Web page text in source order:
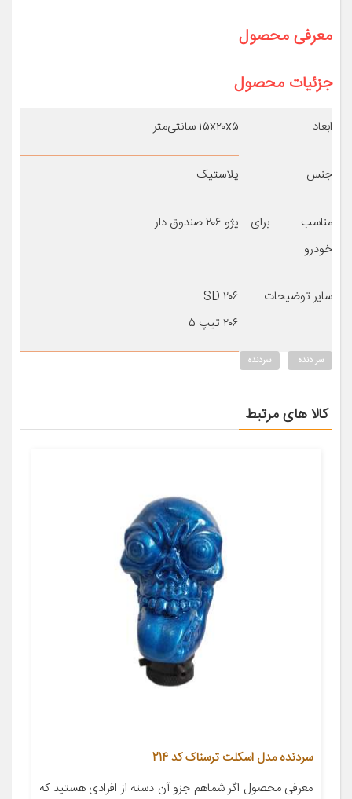
معرفی محصول
جزئیات محصول
ابعاد ۱۵x۲۰x۵ سانتی‌متر
جنس پلاستیک
مناسب برای
خودرو
پژو ۲۰۶ صندوق دار
سایر توضیحات
۲۰۶ SD
۲۰۶ تیپ ۵
سر دنده سردنده
کالا های مرتبط
سردنده مدل اسکلت ترسناک کد 214
معرفی محصول اگر شماهم جزو آن دسته از افرادی هستید که